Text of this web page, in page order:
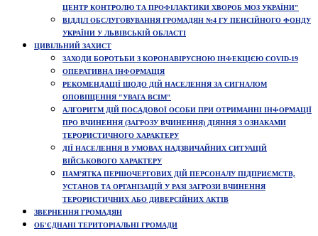
ЦЕНТР КОНТРОЛЮ ТА ПРОФІЛАКТИКИ ХВОРОБ МОЗ УКРАЇНИ"
ВІДДІЛ ОБСЛУГОВУВАННЯ ГРОМАДЯН №4 ГУ ПЕНСІЙНОГО ФОНДУ
УКРАЇНИ У ЛЬВІВСЬКІЙ ОБЛАСТІ
ЦИВІЛЬНИЙ ЗАХИСТ
ЗАХОДИ БОРОТЬБИ З КОРОНАВІРУСНОЮ ІНФЕКЦІЄЮ COVID-19
ОПЕРАТИВНА ІНФОРМАЦІЯ
РЕКОМЕНДАЦІЇ ЩОДО ДІЙ НАСЕЛЕННЯ ЗА СИГНАЛОМ
ОПОВІЩЕННЯ "УВАГА ВСІМ"
АЛГОРИТМ ДІЙ ПОСАДОВОЇ ОСОБИ ПРИ ОТРИМАННІ ІНФОРМАЦІЇ
ПРО ВЧИНЕННЯ (ЗАГРОЗУ ВЧИНЕННЯ) ДІЯННЯ З ОЗНАКАМИ
ТЕРОРИСТИЧНОГО ХАРАКТЕРУ
ДІЇ НАСЕЛЕННЯ В УМОВАХ НАДЗВИЧАЙНИХ СИТУАЦІЙ
ВІЙСЬКОВОГО ХАРАКТЕРУ
ПАМ’ЯТКА ПЕРШОЧЕРГОВИХ ДІЙ ПЕРСОНАЛУ ПІДПРИЄМСТВ,
УСТАНОВ ТА ОРГАНІЗАЦІЙ У РАЗІ ЗАГРОЗИ ВЧИНЕННЯ
ТЕРОРИСТИЧНИХ АБО ДИВЕРСІЙНИХ АКТІВ
ЗВЕРНЕННЯ ГРОМАДЯН
ОБ'ЄДНАНІ ТЕРИТОРІАЛЬНІ ГРОМАДИ